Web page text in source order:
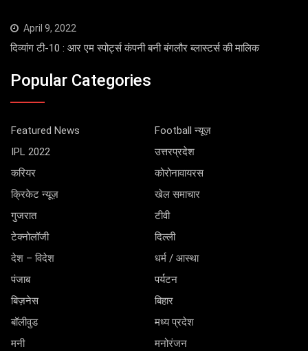
April 9, 2022
दिव्यांग टी-10 : आर एम स्पोर्ट्स कंपनी बनी बंगलौर ब्लास्टर्स की मालिक
Popular Categories
Featured News
Football न्यूज़
IPL 2022
उत्तरप्रदेश
करियर
कोरोनावायरस
क्रिकेट न्यूज़
खेल समाचार
गुजरात
टीवी
टेक्नोलॉजी
दिल्ली
देश – विदेश
धर्म / आस्था
पंजाब
पर्यटन
बिज़नेस
बिहार
बॉलीवुड
मध्य प्रदेश
मनी
मनोरंजन